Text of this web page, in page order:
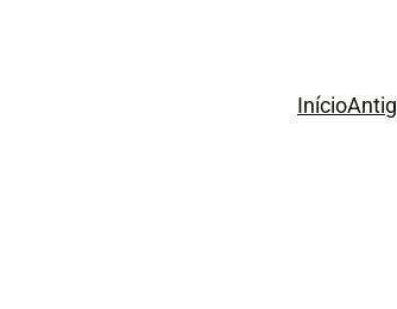
Início